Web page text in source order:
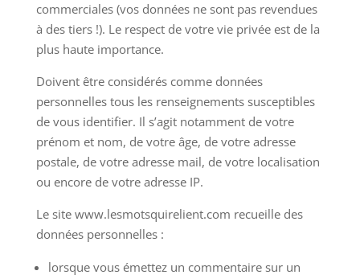
commerciales (vos données ne sont pas revendues
à des tiers !). Le respect de votre vie privée est de la
plus haute importance.
Doivent être considérés comme données
personnelles tous les renseignements susceptibles
de vous identifier. Il s’agit notamment de votre
prénom et nom, de votre âge, de votre adresse
postale, de votre adresse mail, de votre localisation
ou encore de votre adresse IP.
Le site www.lesmotsquirelient.com recueille des
données personnelles :
lorsque vous émettez un commentaire sur un